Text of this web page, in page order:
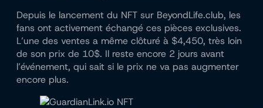
Depuis le lancement du NFT sur BeyondLife.club, les
fans ont activement échangé ces pièces exclusives.
L’une des ventes a même clôturé à $4,450, très loin
de son prix de 10$. Il reste encore 2 jours avant
l’événement, qui sait si le prix ne va pas augmenter
encore plus.